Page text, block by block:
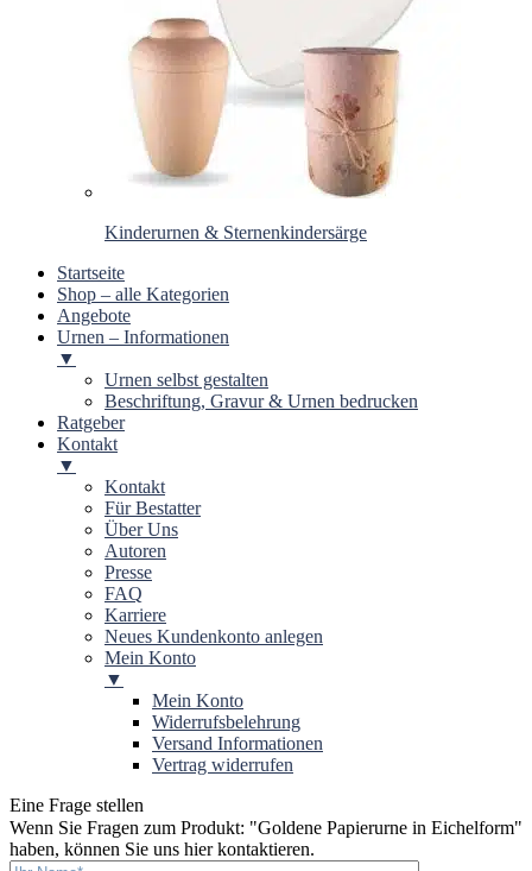
Kinderurnen & Sternenkindersärge
Startseite
Shop – alle Kategorien
Angebote
Urnen – Informationen
▼
Urnen selbst gestalten
Beschriftung, Gravur & Urnen bedrucken
Ratgeber
Kontakt
▼
Kontakt
Für Bestatter
Über Uns
Autoren
Presse
FAQ
Karriere
Neues Kundenkonto anlegen
Mein Konto
▼
Mein Konto
Widerrufsbelehrung
Versand Informationen
Vertrag widerrufen
Eine Frage stellen
Wenn Sie Fragen zum Produkt: "Goldene Papierurne in Eichelform"
haben, können Sie uns hier kontaktieren.